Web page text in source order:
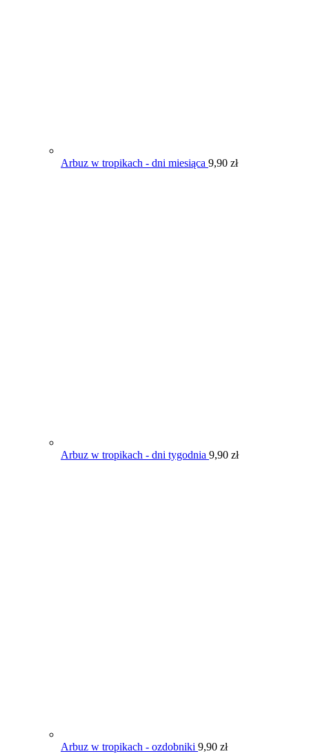
Arbuz w tropikach - dni miesiąca 9,90 zł
Arbuz w tropikach - dni tygodnia 9,90 zł
Arbuz w tropikach - ozdobniki 9,90 zł